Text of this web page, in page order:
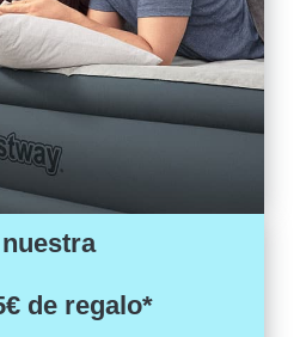
de regalo*